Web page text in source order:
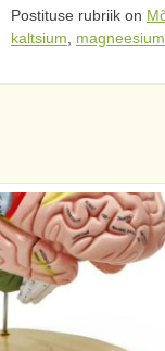
Postituse rubriik on
kaltsium, magneesium